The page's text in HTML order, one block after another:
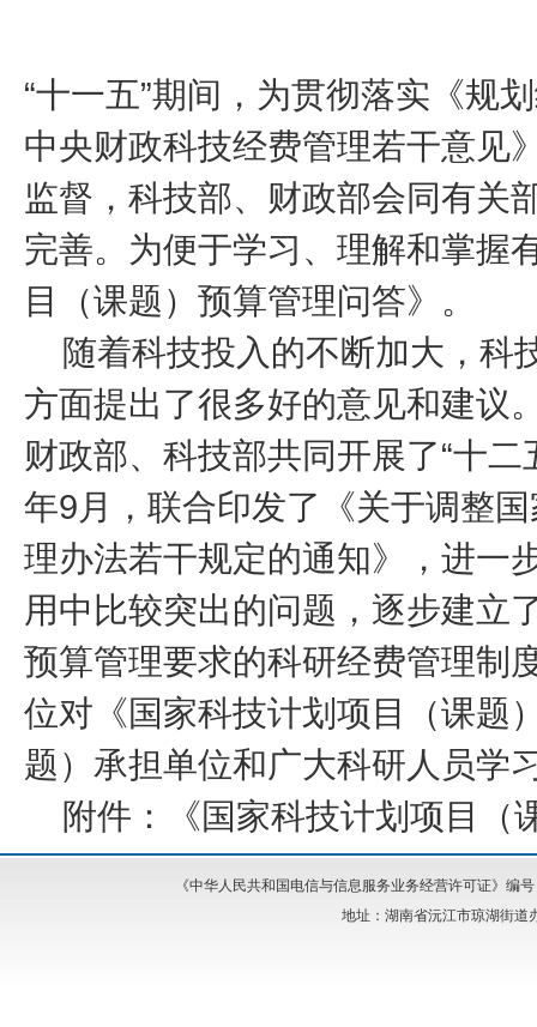
“十一五”期间，为贯彻落实《规
中央财政科技经费管理若干意见
监督，科技部、财政部会同有关
完善。为便于学习、理解和掌握
目（课题）预算管理问答》。
随着科技投入的不断加大，科
方面提出了很多好的意见和建议
财政部、科技部共同开展了“十
年9月，联合印发了《关于调整
理办法若干规定的通知》，进一
用中比较突出的问题，逐步建立
预算管理要求的科研经费管理制
位对《国家科技计划项目（课题
题）承担单位和广大科研人员学
附件：
《国家科技计划项目
《中华人民共和国电信与信息服务业务经营许可证》编
地址：湖南省沅江市琼湖街